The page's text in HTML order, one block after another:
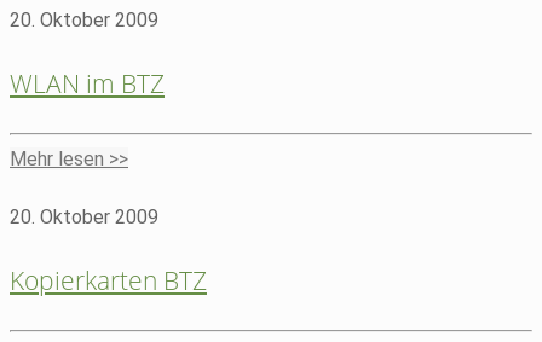
20. Oktober 2009
WLAN im BTZ
Mehr lesen >>
20. Oktober 2009
Kopierkarten BTZ